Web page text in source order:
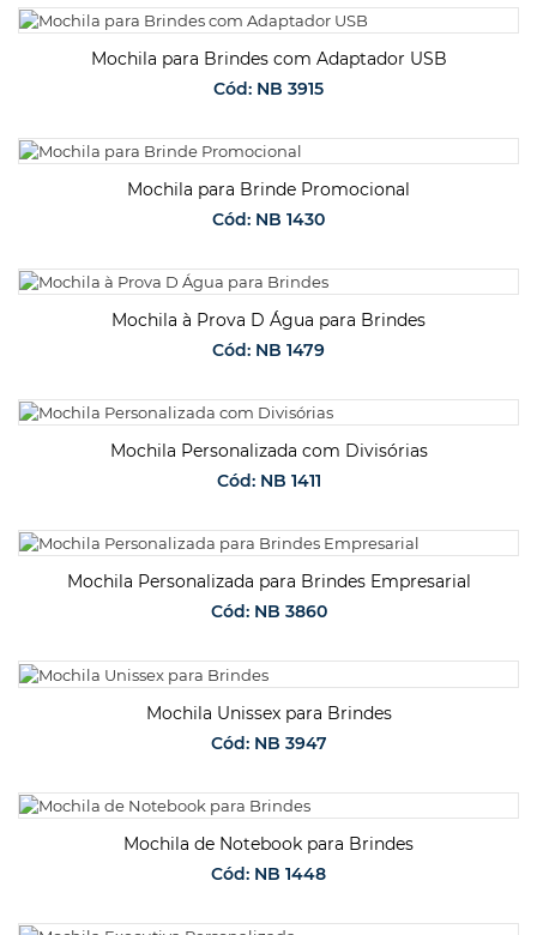
SOLICITAR ORÇAMENTO
Mochila para Brindes com Adaptador USB
Cód: NB 3915
SOLICITAR ORÇAMENTO
Mochila para Brinde Promocional
Cód: NB 1430
SOLICITAR ORÇAMENTO
Mochila à Prova D Água para Brindes
Cód: NB 1479
SOLICITAR ORÇAMENTO
Mochila Personalizada com Divisórias
Cód: NB 1411
SOLICITAR ORÇAMENTO
Mochila Personalizada para Brindes Empresarial
Cód: NB 3860
SOLICITAR ORÇAMENTO
Mochila Unissex para Brindes
Cód: NB 3947
SOLICITAR ORÇAMENTO
Mochila de Notebook para Brindes
Cód: NB 1448